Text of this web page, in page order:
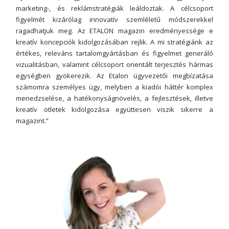
marketing-, és reklámstratégiák leáldoztak. A célcsoport
figyelmét kizárólag innovatív szemléletű módszerekkel
ragadhatjuk meg. Az ETALON magazin eredményessége e
kreatív koncepciók kidolgozásában rejlik. A mi stratégiánk az
értékes, releváns tartalomgyártásban és figyelmet generáló
vizualitásban, valamint célcsoport orientált terjesztés hármas
egységben gyökerezik. Az Etalon ügyvezetői megbízatása
számomra személyes ügy, melyben a kiadói háttér komplex
menedzselése, a hatékonyságnövelés, a fejlesztések, illetve
kreatív ötletek kidolgozása együttesen viszik sikerre a
magazint.”